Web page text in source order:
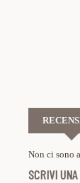
Non ci sono
SCRIVI